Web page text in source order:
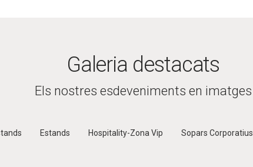
Galeria destacats
Els nostres esdeveniments en imatges
Estands Hospitality-Zona Vip Sopars Corporatius